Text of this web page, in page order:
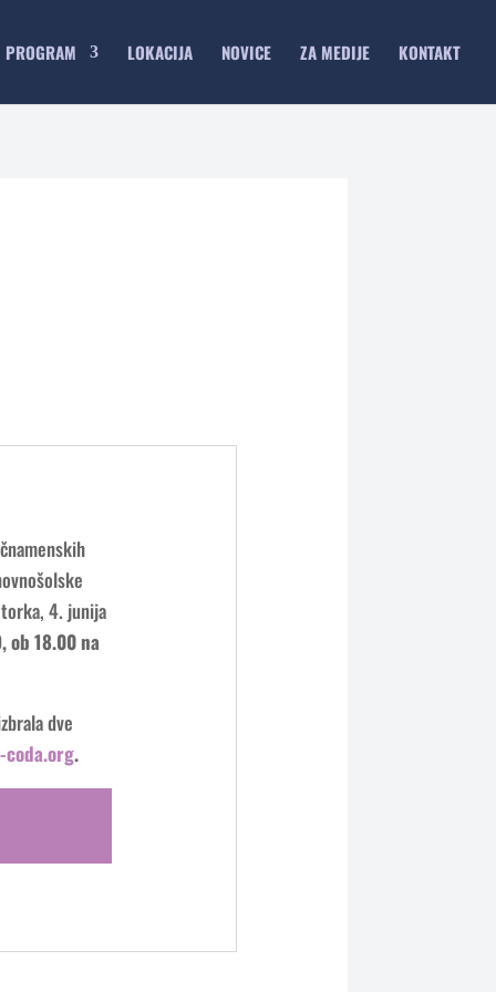
PROGRAM LOKACIJA NOVICE ZA MEDIJE KONTAKT
4. junija
18.00 na
dve
.